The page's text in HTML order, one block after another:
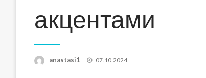
акцентами
anastasi1
Posted
07.10.2024